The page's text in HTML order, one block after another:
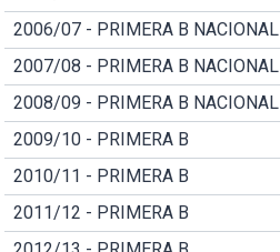
2006/07 - PRIMERA B NACIONAL
2007/08 - PRIMERA B NACIONAL
2008/09 - PRIMERA B NACIONAL
2009/10 - PRIMERA B
2010/11 - PRIMERA B
2011/12 - PRIMERA B